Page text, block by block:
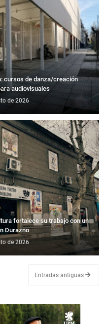
cursos de danza/creación
audiovisuales
de 2026
fortalece su trabajo con un
Durazno
de 2026
Entradas antiguas